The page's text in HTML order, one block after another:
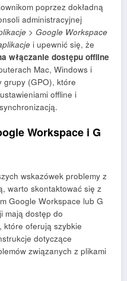
poprzez dokładną
administracyjnej
> Google Workspace
i upewnić się, że
włączanie dostępu offline
Mac, Windows i
grupy (GPO), które
offline i
Workspace i G
wskazówek problemy z
warto skontaktować się z
Google Workspace lub G
mają dostęp do
które oferują szybkie
dotyczące
związanych z plikami